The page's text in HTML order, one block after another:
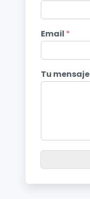
Email *
Tu mensaje